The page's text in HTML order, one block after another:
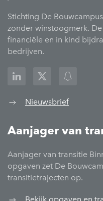
Stichting De
zonder winstoogmerk.
financiële en in kind
bedrijven.
Nieuwsbrief
Aanjager van
Aanjager van transitie
opgaven zet De
transitietrajecten op.